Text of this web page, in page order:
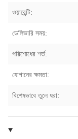
ওয়ারেন্টি:
ডেলিভারি সময়:
পরিশোধের শর্ত:
যোগানের ক্ষমতা:
বিশেষভাবে তুলে ধরা: